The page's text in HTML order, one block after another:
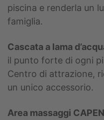
piscina e renderla un
famiglia.
Cascata a lama
il punto forte di ogni
Centro di attrazione,
un unico accessorio.
Area massaggi